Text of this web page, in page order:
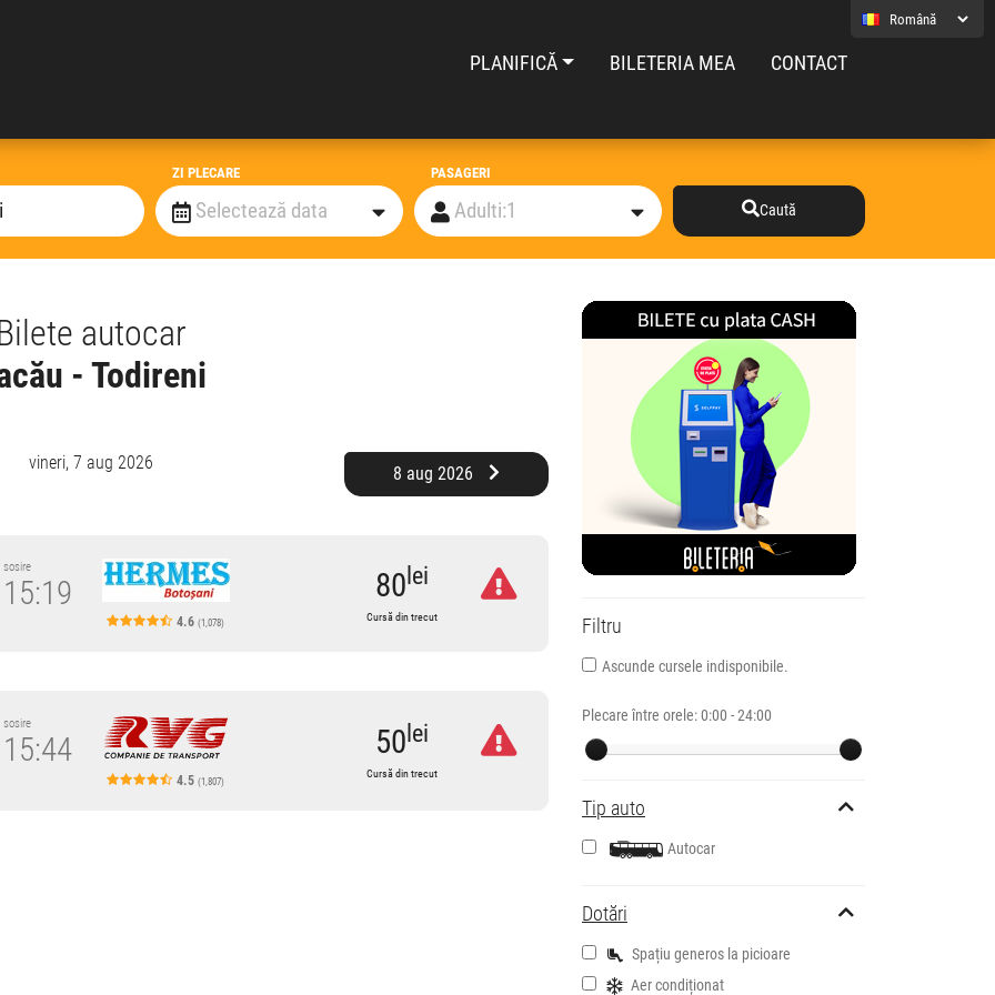
PLANIFICĂ BILETERIA MEA CONTACT
ZI PLECARE PASAGERI
Caută
Filtru
Ascunde cursele indisponibile.
Plecare între orele:0:00 - 24:00
Tip auto
Autocar
Dotări
Spațiu generos la picioare
Aer condiționat
autocar
- Todireni
vineri, 7 aug 2026
8 aug 2026
sosire
15:19
4.6 (1,078)
80 lei
Cursă din trecut
sosire
15:44
4.5 (1,807)
50 lei
Cursă din trecut